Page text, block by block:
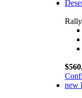
Rally
new